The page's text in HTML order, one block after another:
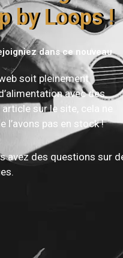
pour publier un avis.
by Loops !
dans ce nouveau
soit pleinement
avec des
sur le site, cela ne
l’avons pas en stock !
avez des questions sur